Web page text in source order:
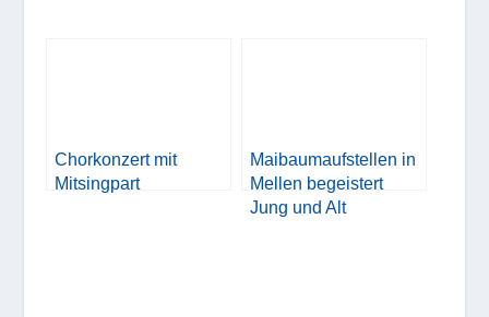
Chorkonzert mit
Mitsingpart
Maibaumaufstellen in
Mellen begeistert
Jung und Alt